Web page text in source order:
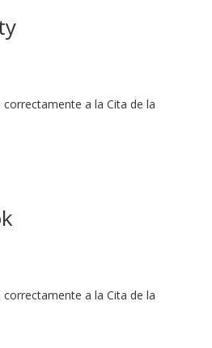
a la Cita de la
a la Cita de la